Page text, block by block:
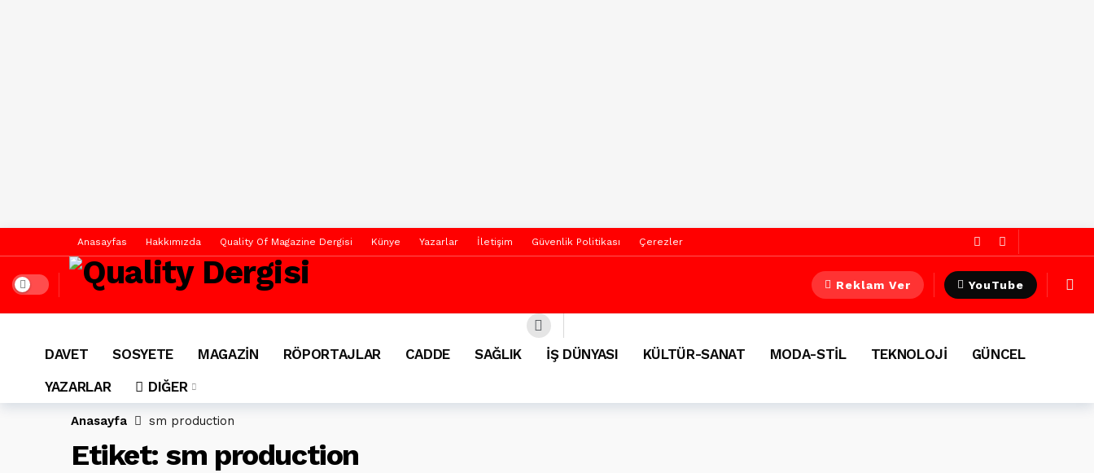
Anasayfas Hakkımızda Quality Of Magazine Dergisi Künye Yazarlar İletişim Güvenlik Politikası Çerezler
Dark mode Reklam Ver YouTube
DAVET SOSYETE MAGAZİN RÖPORTAJLAR CADDE SAĞLIK İŞ DÜNYASI KÜLTÜR-SANAT MODA-STİL TEKNOLOJİ
GÜNCEL
YAZARLAR
DIĞER
Anasayfa sm production
Etiket: sm production